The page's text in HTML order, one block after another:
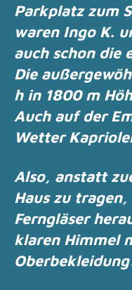
Parkplatz zum
waren Ingo K.
auch schon die
Die
h in 1800 m
Auch auf der
Wetter
Also, anstatt
Haus zu
Ferngläser
klaren Himmel